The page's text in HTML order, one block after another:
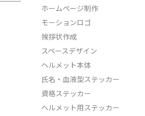
ホームページ制作
モーションロゴ
挨拶状作成
スペースデザイン
ヘルメット本体
氏名・血液型ステッカー
資格ステッカー
ヘルメット用ステッカー